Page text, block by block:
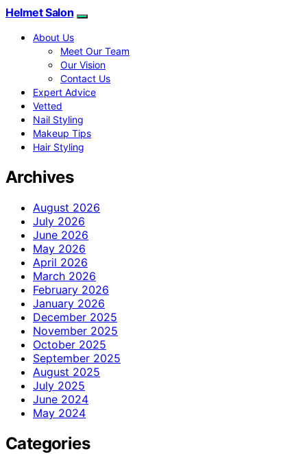
Helmet Salon
About Us
Meet Our Team
Our Vision
Contact Us
Expert Advice
Vetted
Nail Styling
Makeup Tips
Hair Styling
Archives
August 2026
July 2026
June 2026
May 2026
April 2026
March 2026
February 2026
January 2026
December 2025
November 2025
October 2025
September 2025
August 2025
July 2025
June 2024
May 2024
Categories